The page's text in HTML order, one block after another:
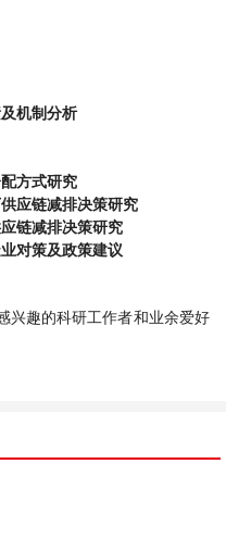
机制分析
方式研究
应链减排决策研究
链减排决策研究
对策及政策建议
兴趣的科研工作者和业余爱好